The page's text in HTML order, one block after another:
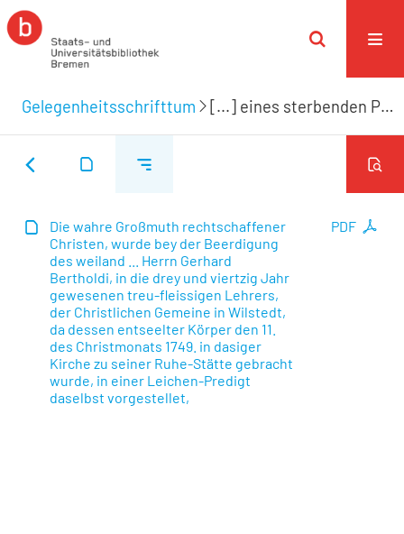
Gelegenheitsschrifttum [...] eines sterbenden Priesters, wurde am 11. Decemb. 1749. bey der Beerdigung des weyland ... Herrn Gerhard Bertholdi, in die drey und viertzig Jahr gewesenen treu-fleissigen Pastoris, und Seelen-Hirten bey der Gemeine Christi zu Wilstedt, ... im Pfarrhause daselbsten ... in einer Abdanckungs-Rede vorgsetellet
PDF
Die wahre Großmuth rechtschaffener
Christen, wurde bey der Beerdigung
des weiland ... Herrn Gerhard
Bertholdi, in die drey und viertzig Jahr
gewesenen treu-fleissigen Lehrers,
der Christlichen Gemeine in Wilstedt,
da dessen entseelter Körper den 11.
des Christmonats 1749. in dasiger
Kirche zu seiner Ruhe-Stätte gebracht
wurde, in einer Leichen-Predigt
daselbst vorgestellet,